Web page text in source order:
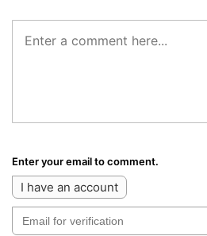
Enter your email to comment.
I have an account